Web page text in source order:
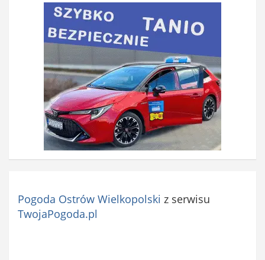
Pogoda Ostrów Wielkopolski z serwisu
TwojaPogoda.pl